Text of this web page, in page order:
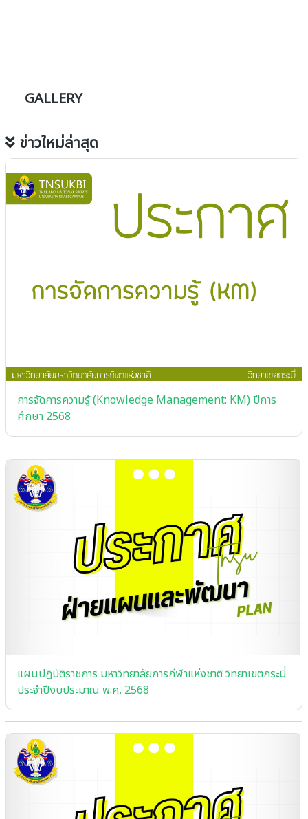
GALLERY
ข่าวใหม่ล่าสุด
การจัดการความรู้ (Knowledge Management: KM) ปีการ
ศึกษา 2568
แผนปฏิบัติราชการ มหาวิทยาลัยการกีฬาแห่งชาติ วิทยาเขตกระบี่
ประจําปีงบประมาณ พ.ศ. 2568